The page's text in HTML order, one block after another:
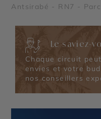
Antsirabé - RN7 -
Le saviez-
Chaque circuit
envies et votre
nos conseillers